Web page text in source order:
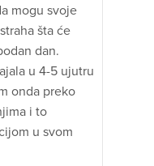
mogu svoje
šta će
dan.
u 4-5 ujutru
onda preko
i to
u svom